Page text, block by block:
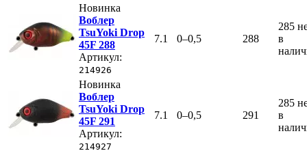
Новинка
Воблер
TsuYoki Drop
45F 288
Артикул:
214926
7.1 0–0,5 288
285
в
Новинка
Воблер
TsuYoki Drop
45F 291
Артикул:
214927
7.1 0–0,5 291
285
в